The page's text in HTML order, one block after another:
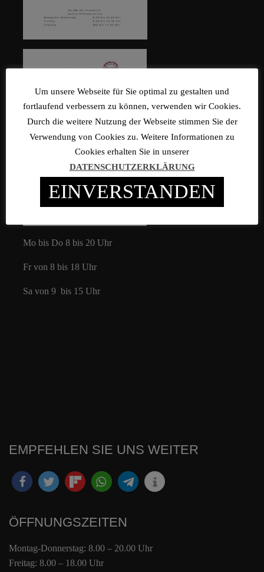
Mo bis Do 8 bis 20 Uhr
Fr von 8 bis 18 Uhr
Sa von 9 bis 15 Uhr
EMPFEHLEN SIE UNS WEITER
ÖFFNUNGSZEITEN
Montag-Donnerstag: 8.00 – 20.00 Uhr
Freitag: 8.00 – 18.00 Uhr
Um unsere Webseite für Sie optimal zu gestalten und
fortlaufend verbessern zu können, verwenden wir Cookies.
Durch die weitere Nutzung der Webseite stimmen Sie der
Verwendung von Cookies zu. Weitere Informationen zu
Cookies erhalten Sie in unserer
DATENSCHUTZERKLÄRUNG
EINVERSTANDEN